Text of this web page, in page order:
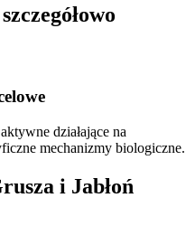
działające na
mechanizmy biologiczne.
i Jabłoń